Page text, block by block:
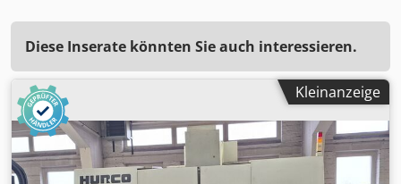
Diese Inserate könnten Sie auch interessieren.
Kleinanzeige